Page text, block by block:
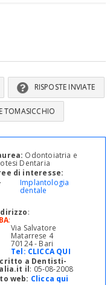
RISPOSTE INVIATE
TOMASICCHIO
Odontoiatria e
Dentaria
di interesse:
Implantologia
dentale
:
BA:
Via Salvatore
Matarrese 4
70124 - Bari
Tel: CLICCA QUI
a Dentisti-
il: 05-08-2008
web: Clicca qui